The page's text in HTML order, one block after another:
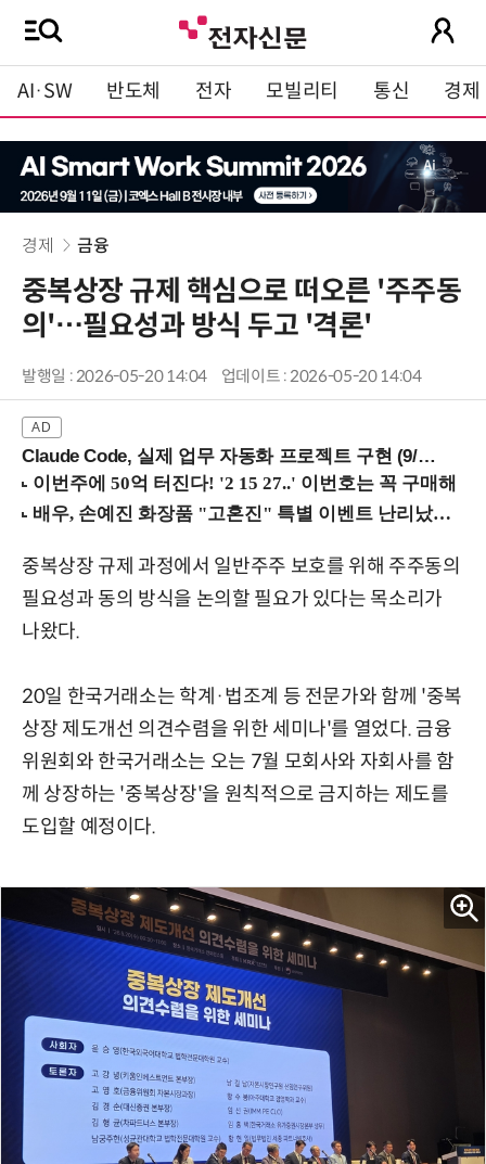
AI·SW 반도체 전자 모빌리티 통신 경제
경제 금융
중복상장 규제 핵심으로 떠오른 '주주동
의'…필요성과 방식 두고 '격론'
발행일 : 2026-05-20 14:04 업데이트 : 2026-05-20 14:04
Claude Code, 실제 업무 자동화 프로젝트 구현 (9/16 ~17 강남역)
중복상장 규제 과정에서 일반주주 보호를 위해 주주동의
필요성과 동의 방식을 논의할 필요가 있다는 목소리가
나왔다.
20일 한국거래소는 학계·법조계 등 전문가와 함께 '중복
상장 제도개선 의견수렴을 위한 세미나'를 열었다. 금융
위원회와 한국거래소는 오는 7월 모회사와 자회사를 함
께 상장하는 '중복상장'을 원칙적으로 금지하는 제도를
도입할 예정이다.